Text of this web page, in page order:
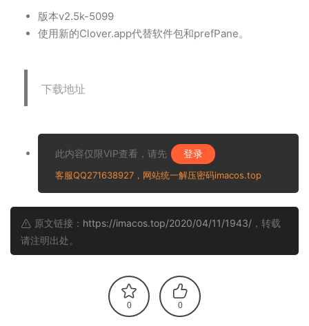
版本v2.5k-5099
使用新的Clover.app代替软件包和prefPane。
下载地址
此内容仅限VIP查看，请先 登录
客服QQ271638927，网站统一解压密码imacos.top
原文链接： https://imacos.top/2020/04/11/1943/ ，转载
请注明出处。
0 0